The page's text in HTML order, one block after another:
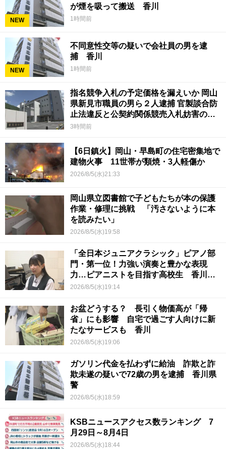
NEW
が煙を吸って搬送 香川
1時間前
NEW
不同意性交等の疑いで会社員の男を逮
捕 香川
1時間前
指名競争入札の予定価格を漏えいか 岡山
県新見市職員の男ら２人逮捕 官製談合防
止法違反と公契約関係競売入札妨害の疑
い
3時間前
【6日鎮火】岡山・早島町の住宅密集地で
建物火事 11世帯が類焼・3人軽傷か
2026/8/5(水)21:33
岡山県立図書館で子どもたちが本の保護
作業・修理に挑戦 「汚さないように本
を読みたい」
2026/8/5(水)19:58
「全日本ジュニアクラシック」ピアノ部
門・第一位！力強い演奏と豊かな表現
力…ピアニストを目指す高校生 香川
【青春のキセキ】
2026/8/5(水)19:14
お盆どうする？ 長引く物価高が「帰
省」にも影響 自宅で過ごす人向けに新
たなサービスも 香川
2026/8/5(水)19:06
ガソリン代金を払わずに給油 詐欺と詐
欺未遂の疑いで72歳の男を逮捕 香川県
警
2026/8/5(水)18:59
KSBニュースアクセス数ランキング 7
月29日～8月4日
2026/8/5(水)18:44